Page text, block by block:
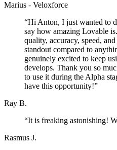
Marius - Veloxforce
“Hi Anton, I just wanted to
say how amazing Lovable
quality, accuracy, speed,
standout compared to
genuinely excited to keep
develops. Thank you so
to use it during the Alpha
have this opportunity!”
Ray B.
“It is freaking astonishing!
Rasmus J.